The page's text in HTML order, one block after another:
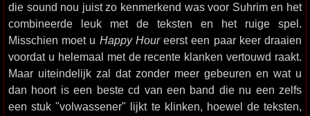
die sound nou juist zo kenmerkend was voor Suhrim en het
combineerde leuk met de teksten en het ruige spel.
Misschien moet u Happy Houreerst een paar keer draaien
voordat u helemaal met de recente klanken vertouwd raakt.
Maar uiteindelijk zal dat zonder meer gebeuren en wat u
dan hoort is een beste cd van een band die nu een zelfs
een stuk "volwassener" lijkt te klinken, hoewel de teksten,